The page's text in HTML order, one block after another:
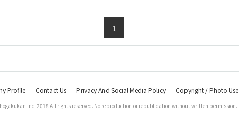
1
Profile Contact Us Privacy And Social Media Policy Copyright / Photo Use
Inc. 2018 All rightsreserved. No reproduction or republication without written permission.